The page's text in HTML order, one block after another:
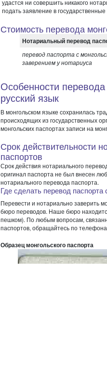
удастся ни совершить никакого
подать заявление в
Стоимость перевода
Нотариальный перевод
перевод паспорта с
заверением у нотариуса
Особенности
русский язык
В монгольском языке сохранилась
происходящих из государственных
монгольских паспортах записи на
Срок действительности
паспортов
Срок действия нотариального
оригинал паспорта не был внесен
нотариального перевода паспорта.
Где сделать перевод
Перевести и нотариально заверить
бюро переводов. Наше бюро
пешком). По любым вопросам,
паспортов, обращайтесь по
Образец монгольского паспорта